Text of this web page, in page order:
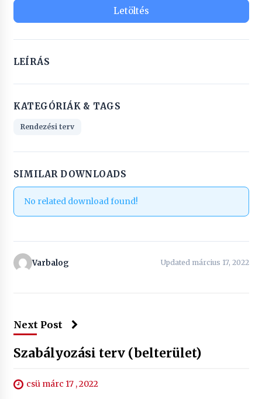
Letöltés
LEÍRÁS
KATEGÓRIÁK & TAGS
Rendezési terv
SIMILAR DOWNLOADS
No related download found!
Varbalog Updated március 17, 2022
Next Post
Szabályozási terv (belterület)
csü márc 17 , 2022